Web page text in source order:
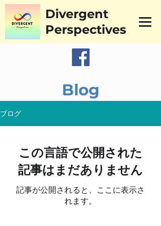
Divergent
Perspectives
Blog
ブログ
この言語で公開された
記事はまだありません
記事が公開されると、ここに表示さ
れます。